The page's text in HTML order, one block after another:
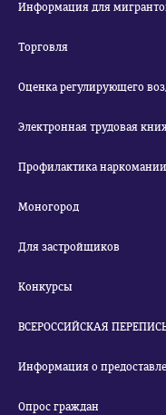
Информация для
Торговля
Оценка регулирующего
Электронная трудовая
Профилактика наркомании
Моногород
Для застройщиков
Конкурсы
ВСЕРОССИЙСКАЯ
Информация о
Опрос граждан